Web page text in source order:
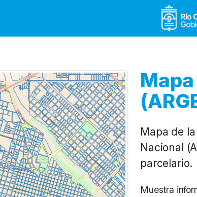
Mapa de
Nacional
parcelario.
Muestra